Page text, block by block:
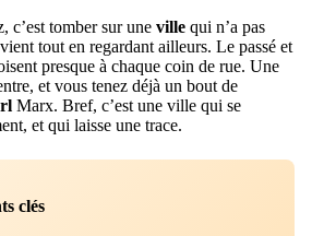
c’est tomber sur une ville qui n’a pas
tout en regardant ailleurs. Le passé et
presque à chaque coin de rue. Une
et vous tenez déjà un bout de
Marx. Bref, c’est une ville qui se
et qui laisse une trace.
clés